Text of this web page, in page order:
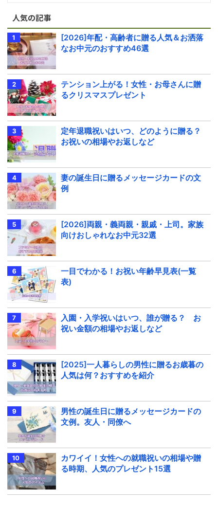
人気の記事
[2026]年配・高齢者に贈る人気＆お洒落
なお中元のおすすめ46選
テンション上がる！女性・お母さんに贈
るクリスマスプレゼント
定年退職祝いはいつ、どのように贈る？
お祝いの相場やお返しなど
妻の誕生日に贈るメッセージカードの文
例
[2026]両親・義両親・親戚・上司。家族
向けおしゃれなお中元32選
一目でわかる！お祝い年齢早見表(一覧
表)
入園・入学祝いはいつ、誰が贈る？ お
祝い金額の相場やお返しなど
[2025]一人暮らしの男性に贈るお歳暮の
人気は何？おすすめを紹介
男性の誕生日に贈るメッセージカードの
文例。友人・同僚へ
カワイイ！女性への就職祝いの相場や贈
る時期、人気のプレゼント15選